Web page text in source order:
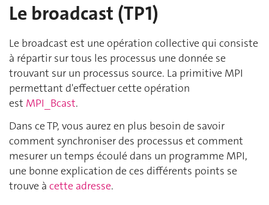
Le broadcast (TP1)
Le broadcast est une opération collective qui consiste
à répartir sur tous les processus une donnée se
trouvant sur un processus source. La primitive MPI
permettant d'effectuer cette opération
est MPI_Bcast.
Dans ce TP, vous aurez en plus besoin de savoir
comment synchroniser des processus et comment
mesurer un temps écoulé dans un programme MPI,
une bonne explication de ces différents points se
trouve à cette adresse.